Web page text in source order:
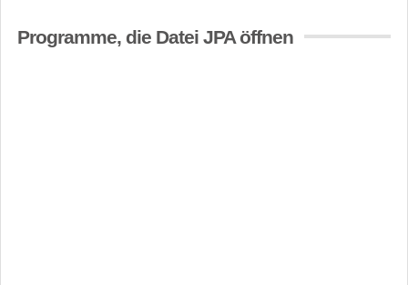
Programme, die Datei JPA öffnen